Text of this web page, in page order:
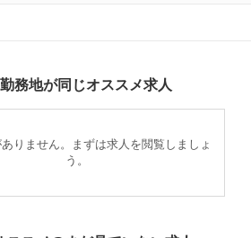
務地が同じオススメ求人
りません。まずは求人を閲覧しましょ
う。